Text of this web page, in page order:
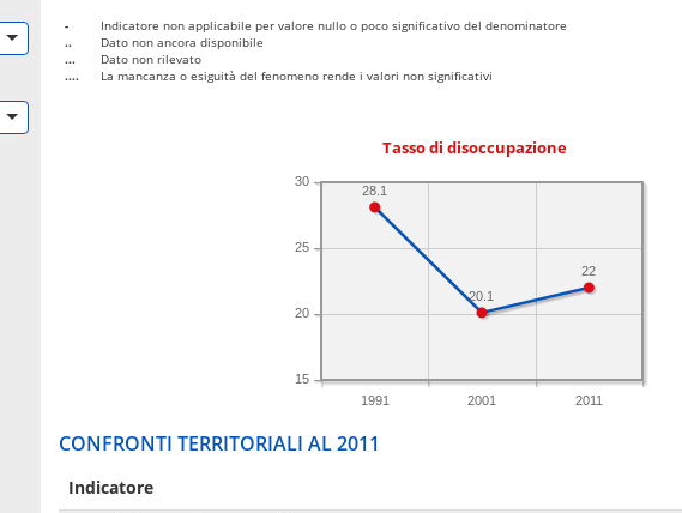
-
Indicatore non applicabile per valore nullo o poco significativo del denominatore
..
Dato non ancora disponibile
...
Dato non rilevato
....
La mancanza o esiguità del fenomeno rende i valori non significativi
Tasso di disoccupazione
1991 2001 2011
15
20
25
30
22
20.1
28.1
CONFRONTI TERRITORIALI AL 2011
Indicatore